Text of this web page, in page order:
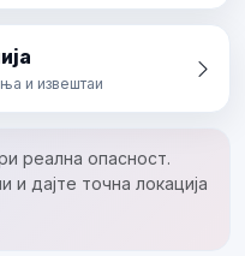
и извештаи
реална опасност.
и дајте точна локација